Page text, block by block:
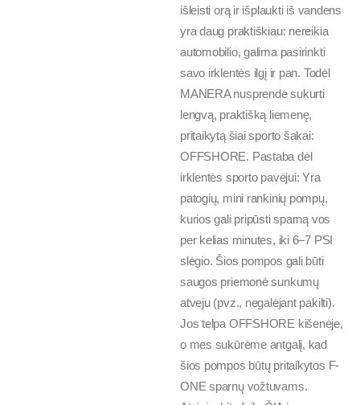
išleisti orą ir išplaukti iš vandens
yra daug praktiškiau: nereikia
automobilio, galima pasirinkti
savo irklentės ilgį ir pan. Todėl
MANERA nusprendė sukurti
lengvą, praktišką liemenę,
pritaikytą šiai sporto šakai:
OFFSHORE. Pastaba dėl
irklentės sporto pavėjui: Yra
patogių, mini rankinių pompų,
kurios gali pripūsti sparną vos
per kelias minutes, iki 6–7 PSI
slėgio. Šios pompos gali būti
saugos priemonė sunkumų
atveju (pvz., negalėjant pakilti).
Jos telpa OFFSHORE kišenėje,
o mes sukūrėme antgalį, kad
šios pompos būtų pritaikytos F-
ONE sparnų vožtuvams.